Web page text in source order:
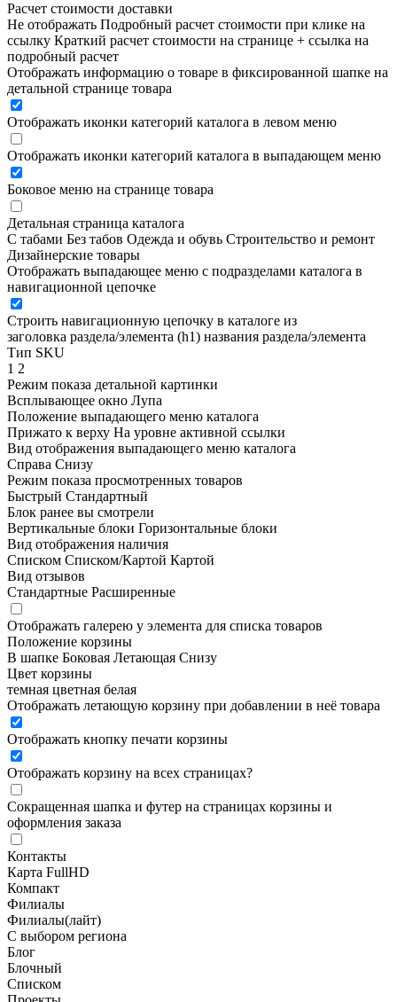
Расчет стоимости доставки
Не отображать Подробный расчет стоимости при клике на
ссылку Краткий расчет стоимости на странице + ссылка на
подробный расчет
Отображать информацию о товаре в фиксированной шапке на
детальной странице товара
Отображать иконки категорий каталога в левом меню
Отображать иконки категорий каталога в выпадающем меню
Боковое меню на странице товара
Детальная страница каталога
С табами Без табов Одежда и обувь Строительство и ремонт
Дизайнерские товары
Отображать выпадающее меню с подразделами каталога в
навигационной цепочке
Строить навигационную цепочку в каталоге из
заголовка раздела/элемента (h1) названия раздела/элемента
Тип SKU
1 2
Режим показа детальной картинки
Всплывающее окно Лупа
Положение выпадающего меню каталога
Прижато к верху На уровне активной ссылки
Вид отображения выпадающего меню каталога
Справа Снизу
Режим показа просмотренных товаров
Быстрый Стандартный
Блок ранее вы смотрели
Вертикальные блоки Горизонтальные блоки
Вид отображения наличия
Списком Списком/Картой Картой
Вид отзывов
Стандартные Расширенные
Отображать галерею у элемента для списка товаров
Положение корзины
В шапке Боковая Летающая Снизу
Цвет корзины
темная цветная белая
Отображать летающую корзину при добавлении в неё товара
Отображать кнопку печати корзины
Отображать корзину на всех страницах?
Сокращенная шапка и футер на страницах корзины и
оформления заказа
Контакты
Карта FullHD
Компакт
Филиалы
Филиалы(лайт)
С выбором региона
Блог
Блочный
Списком